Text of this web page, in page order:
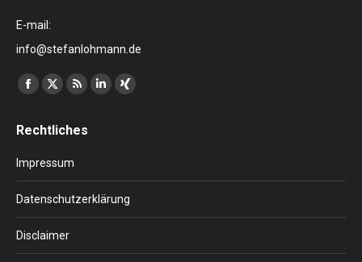
E-mail:
info@stefanlohmann.de
Finden Sie uns auf:
Facebook
opens
new
window
X
opens
new
window
RSS
opens
new
window
Linkedin
new
window
XING
new
window
Rechtliches
Impressum
Datenschutzerklärung
Disclaimer